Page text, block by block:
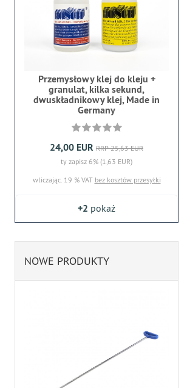
Przemysłowy klej do kleju +
granulat, kilka sekund,
dwuskładnikowy klej, Made in
Germany
24,00 EUR RRP 25,63 EUR
ty zapisz 6% (1,63 EUR)
wliczając. 19 % VAT bez kosztów przesyłki
+2 pokaż
NOWE PRODUKTY